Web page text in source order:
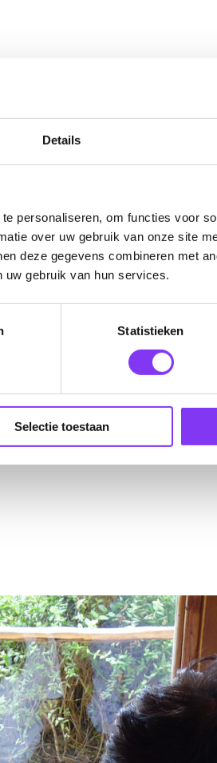
Details
personaliseren, om functies voor
over uw gebruik van onze site
deze gegevens combineren met
gebruik van hun services.
Statistieken
Selectie toestaan